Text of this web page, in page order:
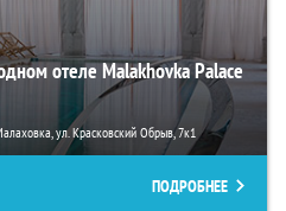
отеле Malakhovka Palace
ул. Красковский Обрыв, 7к1
ПОДРОБНЕЕ